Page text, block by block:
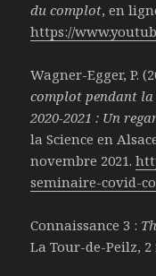
du complot, en
https://
Wagner-Egger, P.
complot pendant
2020-2021 : Un
la Science en
novembre 2021.
seminaire-covid-
Connaissance 3 :
La Tour-de-Peilz, 2